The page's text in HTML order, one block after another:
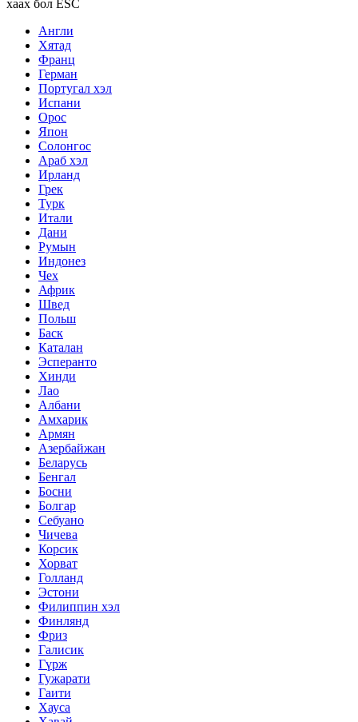
хаах бол ESC
Англи
Хятад
Франц
Герман
Португал хэл
Испани
Орос
Япон
Солонгос
Араб хэл
Ирланд
Грек
Турк
Итали
Дани
Румын
Индонез
Чех
Африк
Швед
Польш
Баск
Каталан
Эсперанто
Хинди
Лао
Албани
Амхарик
Армян
Азербайжан
Беларусь
Бенгал
Босни
Болгар
Себуано
Чичева
Корсик
Хорват
Голланд
Эстони
Филиппин хэл
Финлянд
Фриз
Галисик
Гүрж
Гужарати
Гаити
Хауса